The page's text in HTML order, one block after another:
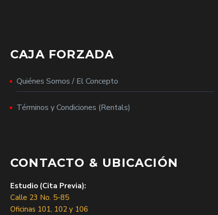
CAJA FORZADA
Quiénes Somos / El Concepto
Términos y Condiciones (Rentals)
CONTACTO & UBICACIÓN
Estudio (Cita Previa):
Calle 23 No. 5-85
Oficinas 101, 102 y 106